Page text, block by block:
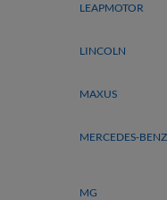
LEAPMOTOR
LINCOLN
MAXUS
MERCEDES-BENZ
MG